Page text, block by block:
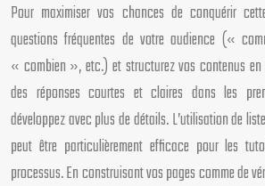
Pour maximiser vos chances de conquérir
questions fréquentes de votre audience («
« combien », etc.) et structurez vos contenus en
des réponses courtes et claires dans les
développez avec plus de détails. L’utilisation de
peut être particulièrement efficace pour les
processus. En construisant vos pages comme de